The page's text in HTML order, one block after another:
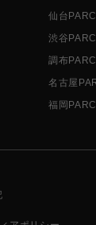
仙台
渋谷
調布
名古屋
福岡